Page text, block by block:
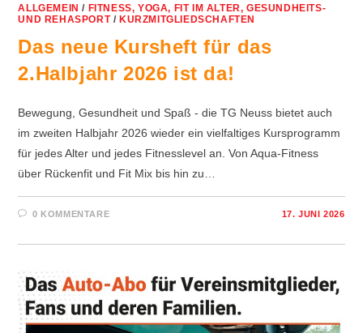
ALLGEMEIN / FITNESS, YOGA, FIT IM ALTER, GESUNDHEITS-
UND REHASPORT/KURZMITGLIEDSCHAFTEN
Das neue Kursheft für das
2.Halbjahr 2026 ist da!
Bewegung, Gesundheit und Spaß - die TG Neuss bietet auch
im zweiten Halbjahr 2026 wieder ein vielfaltiges Kursprogramm
für jedes Alter und jedes Fitnesslevel an. Von Aqua-Fitness
über Rückenfit und Fit Mix bis hin zu…
0 KOMMENTARE 17. JUNI 2026